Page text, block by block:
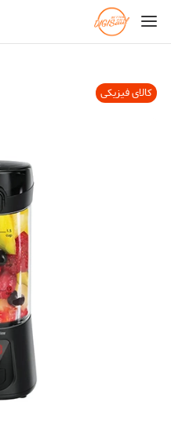
کالای فیزیکی